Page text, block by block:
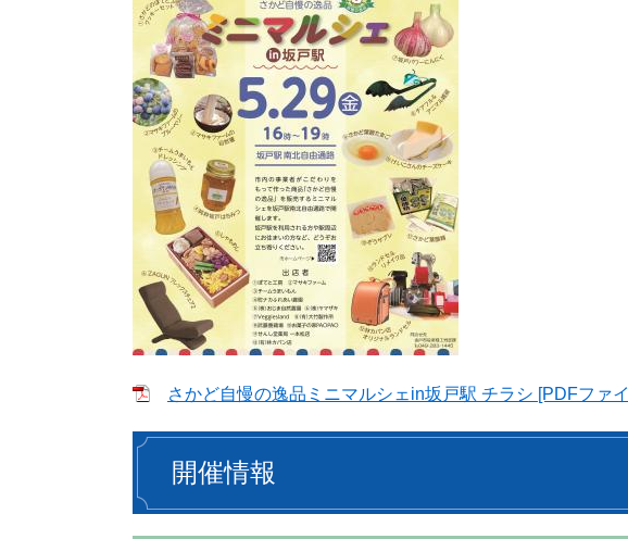
さかど自慢の逸品ミニマルシェin坂戸駅 チラシ [PDFファ
開催情報